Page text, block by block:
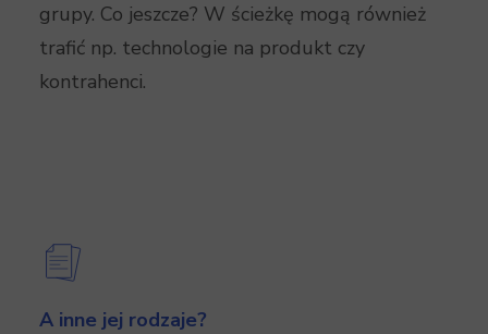
grupy. Co jeszcze? W ścieżkę mogą również
trafić np. technologie na produkt czy
kontrahenci.
A inne jej rodzaje?